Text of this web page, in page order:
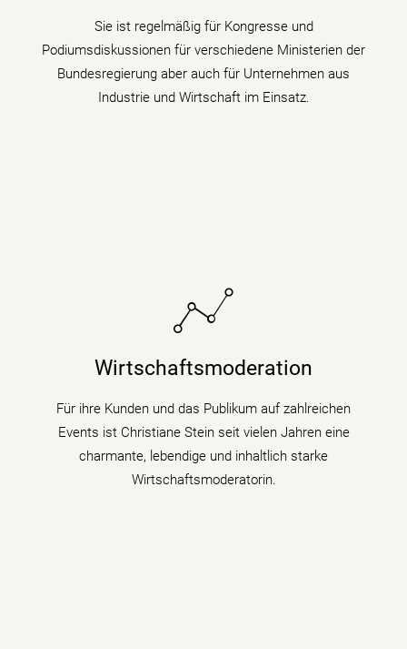
Sie ist regelmäßig für Kongresse und
Podiumsdiskussionen für verschiedene Ministerien der
Bundesregierung aber auch für Unternehmen aus
Industrie und Wirtschaft im Einsatz.
mehr erfahren
Wirtschaftsmoderation
Für ihre Kunden und das Publikum auf zahlreichen
Events ist Christiane Stein seit vielen Jahren eine
charmante, lebendige und inhaltlich starke
Wirtschaftsmoderatorin.
Sie bringt fundiertes Hintergrundwissen (Digitalisierung
politische Zusammenhänge auf Podiumsdiskussionen
mehr erfahren